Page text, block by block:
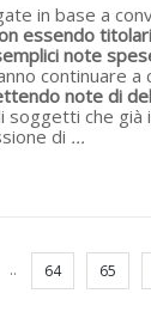
in base a
essendo
note
continuare a
note di
che già
di ...
.. 64 65